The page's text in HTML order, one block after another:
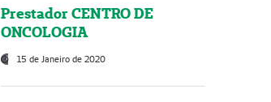
Prestador CENTRO DE
ONCOLOGIA
15 de Janeiro de 2020